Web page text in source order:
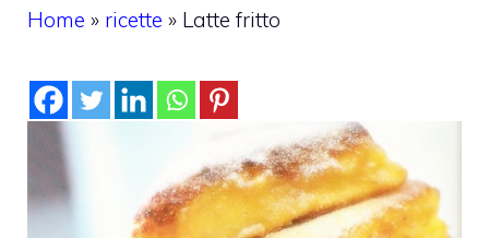
Home » ricette » Latte fritto